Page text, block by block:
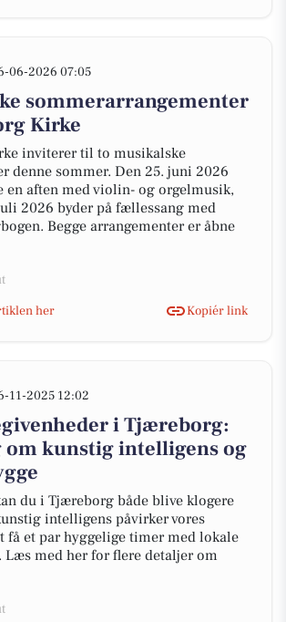
06-2026 07:05
sommerarrangementer
Kirke
inviterer til to musikalske
denne sommer. Den 25. juni 2026
en aften med violin- og orgelmusik,
2026 byder på fællessang med
Begge arrangementer er åbne
her
Kopiér link
11-2025 12:02
i Tjæreborg:
om kunstig intelligens og
du i Tjæreborg både blive klogere
intelligens påvirker vores
få et par hyggelige timer med lokale
Læs med her for flere detaljer om